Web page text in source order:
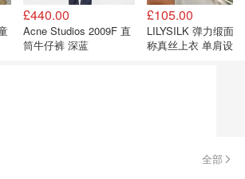
£440.00
Acne Studios 2009F 直
筒牛仔裤 深蓝
£105.00
LILYSILK 弹力缎面
称真丝上衣 单肩设计
全部